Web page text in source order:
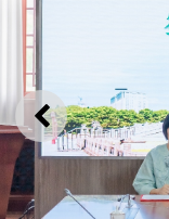
上一則